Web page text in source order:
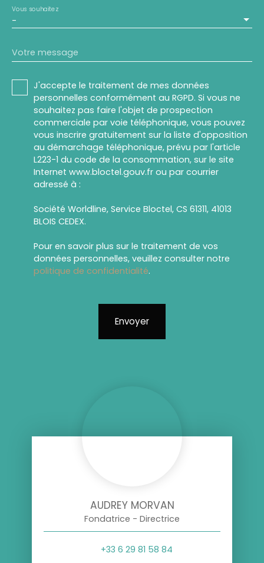
-
Vous souhaitez
Votre message
J'accepte le traitement de mes données
personnelles conformément au RGPD. Si vous ne
souhaitez pas faire l'objet de prospection
commerciale par voie téléphonique, vous pouvez
vous inscrire gratuitement sur la liste d'opposition
au démarchage téléphonique, prévu par l'article
L223-1 du code de la consommation, sur le site
Internet www.bloctel.gouv.fr ou par courrier
adressé à :
Société Worldline, Service Bloctel, CS 61311, 41013
BLOIS CEDEX.
Pour en savoir plus sur le traitement de vos
données personnelles, veuillez consulter notre
politique de confidentialité.
Envoyer
AUDREY MORVAN
Fondatrice - Directrice
+33 6 29 81 58 84